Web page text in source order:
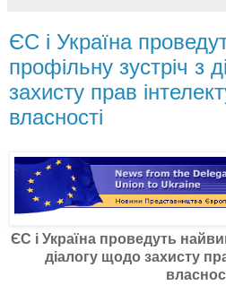
ЄС і Україна
профільну зустріч з
захисту прав
власності
ЄС і Україна проведуть
діалогу щодо захисту